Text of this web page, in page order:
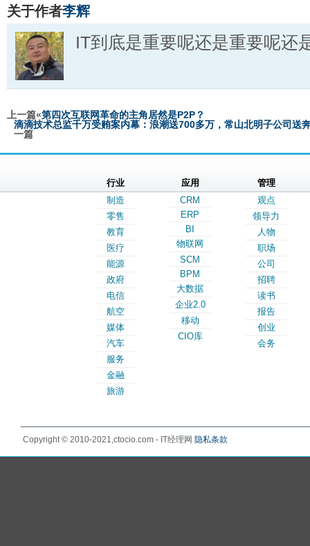
关于作者李辉
IT到底是重要呢还是重要呢还
上一篇«第四次互联网革命的主角居然是P2P？
滴滴技术总监千万受贿案内幕：浪潮送700多万，常山北明子公司
一篇
行业
制造
零售
教育
医疗
能源
政府
电信
航空
媒体
汽车
服务
金融
旅游
应用
CRM
ERP
BI
物联网
SCM
BPM
大数据
企业2.0
移动
CIO库
管理
观点
领导力
人物
职场
公司
招聘
读书
报告
创业
会务
Copyright © 2010-2021,ctocio.com - IT经理网 隐私条款